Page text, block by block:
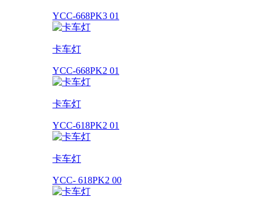
YCC-668PK3 01
卡车灯
YCC-668PK2 01
卡车灯
YCC-618PK2 01
卡车灯
YCC- 618PK2 00